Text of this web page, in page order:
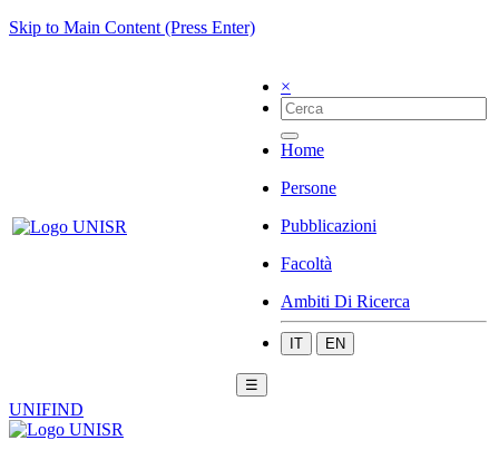
Skip to Main Content (Press Enter)
×
Home
Persone
Pubblicazioni
Facoltà
Ambiti Di Ricerca
IT EN
☰
UNIFIND